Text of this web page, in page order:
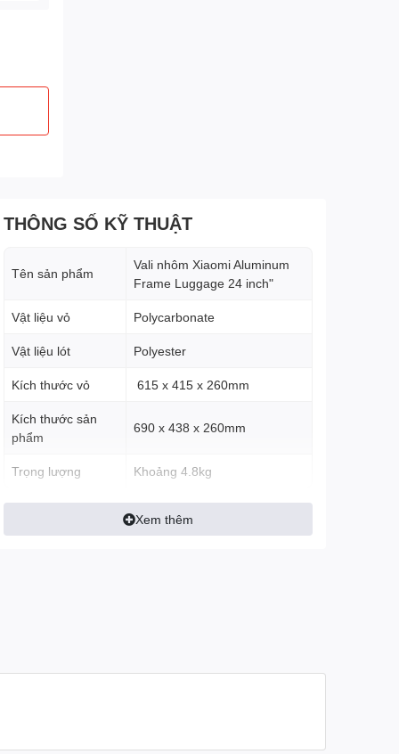
THÔNG SỐ KỸ THUẬT
Tên sản phẩm
Vali nhôm Xiaomi Aluminum
Frame Luggage 24 inch"
Vật liệu vỏ Polycarbonate
Vật liệu lót Polyester
Kích thước vỏ 615 x 415 x 260mm
Kích thước sản
phẩm
690 x 438 x 260mm
Trọng lượng Khoảng 4.8kg
Xem thêm